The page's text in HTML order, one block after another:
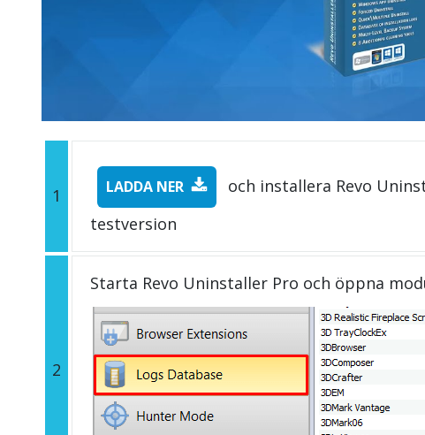
1 LADDA NER
och installera Revo
testversion
2
Starta Revo Uninstaller Pro och öppna